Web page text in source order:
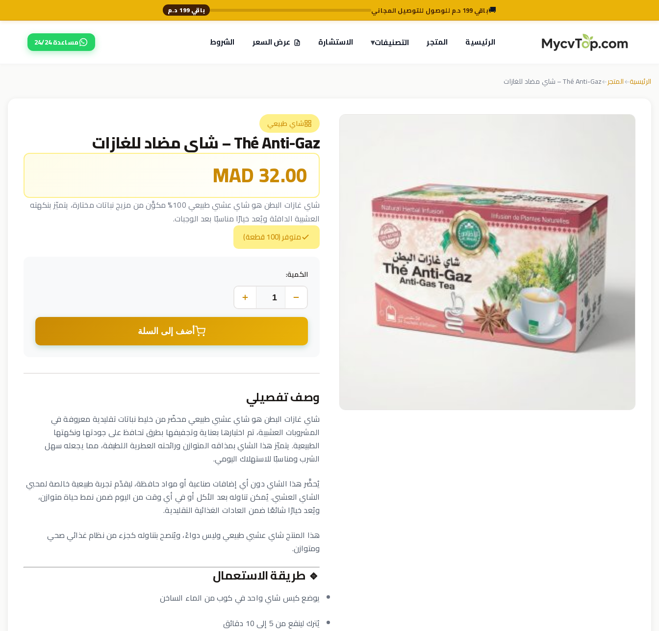
🚚باقي 199 د.م للوصول للتوصيل المجاني باقي 199 د.م
MycvTop الرئيسية المتجر التصنيفات▾ الاستشارة عرض السعر الشروط مساعدة 24/24
الرئيسية←المتجر←Thé Anti-Gaz – شاي مضاد للغازات
شاي طبيعي
Thé Anti-Gaz – شاي مضاد للغازات
32.00 MAD
شاي غازات البطن هو شاي عشبي طبيعي 100% مكوَّن من مزيج نباتات مختارة، يتميّز بنكهته
العشبية الدافئة ويُعد خيارًا مناسبًا بعد الوجبات.
متوفر (100 قطعة)
الكمية:
أضف إلى السلة
وصف تفصيلي
شاي غازات البطن هو شاي عشبي طبيعي محضّر من خليط نباتات تقليدية معروفة في
المشروبات العشبية، تم اختيارها بعناية وتجفيفها بطرق تحافظ على جودتها ونكهتها
الطبيعية. يتميّز هذا الشاي بمذاقه المتوازن ورائحته العطرية اللطيفة، مما يجعله سهل
الشرب ومناسبًا للاستهلاك اليومي.
يُحضَّر هذا الشاي دون أي إضافات صناعية أو مواد حافظة، ليقدّم تجربة طبيعية خالصة لمحبي
الشاي العشبي. يُمكن تناوله بعد الأكل أو في أي وقت من اليوم ضمن نمط حياة متوازن،
ويُعد خيارًا شائعًا ضمن العادات الغذائية التقليدية.
هذا المنتج شاي عشبي طبيعي وليس دواءً، ويُنصح بتناوله كجزء من نظام غذائي صحي
ومتوازن.
🔹 طريقة الاستعمال
يوضع كيس شاي واحد في كوب من الماء الساخن
يُترك لينقع من 5 إلى 10 دقائق